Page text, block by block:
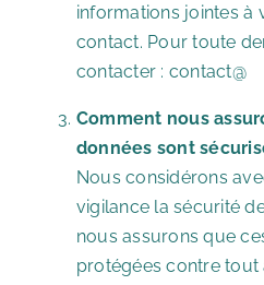
informations jointes à
contact. Pour toute
contacter : contact@
Comment nous
données sont
Nous considérons
vigilance la sécurité
nous assurons que
protégées contre tout